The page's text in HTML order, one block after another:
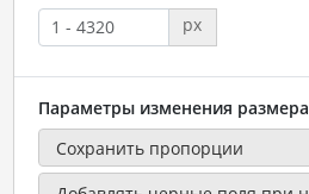
px
Параметры изменения размера